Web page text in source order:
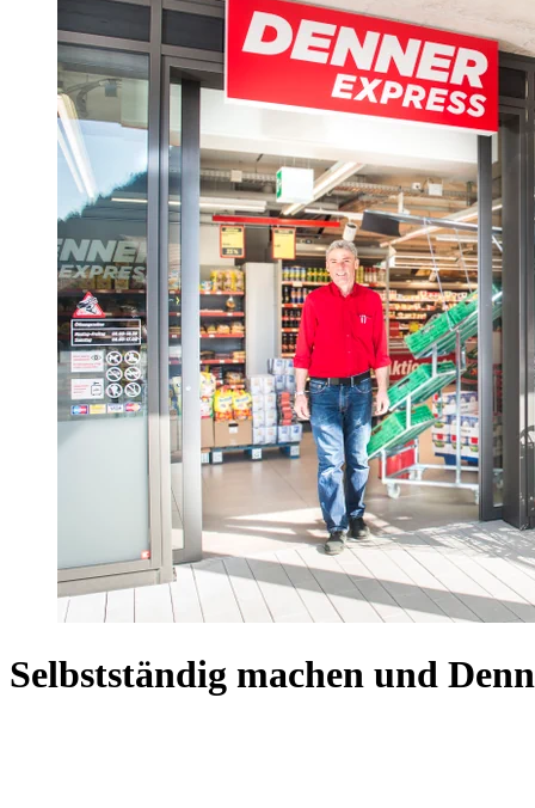
Selbstständig machen und